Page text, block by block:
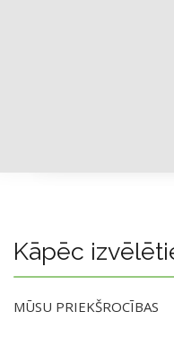
Kāpēc
MŪSU PRIEKŠROCĪBAS